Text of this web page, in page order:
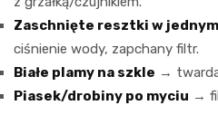
Zaschnięte resztki w
ciśnienie wody, zapchany filtr.
Białe plamy na szkle →
Piasek/drobiny po myciu →